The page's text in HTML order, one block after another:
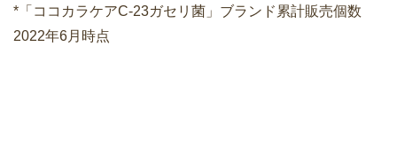
*「ココカラケアC-23ガセリ菌」ブランド累計販売個数
2022年6月時点